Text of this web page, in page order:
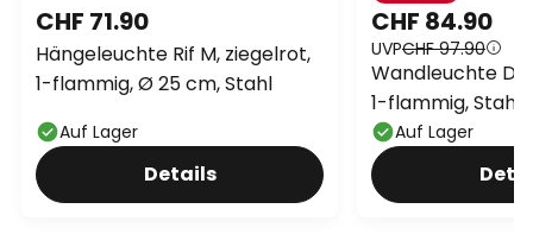
CHF 71.90
Hängeleuchte Rif M, ziegelrot,
1-flammig, Ø 25 cm, Stahl
Auf Lager
Details
CHF 84.90
UVPCHF 97.90
Wandleuchte
1-flammig, Stahl,
Auf Lager